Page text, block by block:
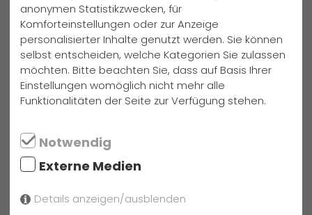
Rahmenbedingungen müssen verändert werden, damit
jeder Mensch sein Recht auf Freiheit von Hunger und
Armut wahrnehmen kann?
weitere Neuigkeiten
Die AG "Girls’ Day Akademie"
weiterlesen
Samstag, 25. Juli 2026
anonymen Statistikzwecken, für
Komforteinstellungen oder zur Anzeige
personalisierter Inhalte genutzt werden. Sie können
selbst entscheiden, welche Kategorien Sie zulassen
möchten. Bitte beachten Sie, dass auf Basis Ihrer
Einstellungen womöglich nicht mehr alle
Funktionalitäten der Seite zur Verfügung stehen.
Notwendig
Externe Medien
Details anzeigen/ausblenden